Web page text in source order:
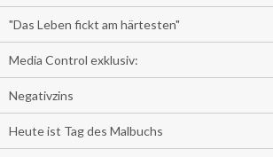
"Das Leben fickt am härtesten"
Media Control exklusiv:
Negativzins
Heute ist Tag des Malbuchs